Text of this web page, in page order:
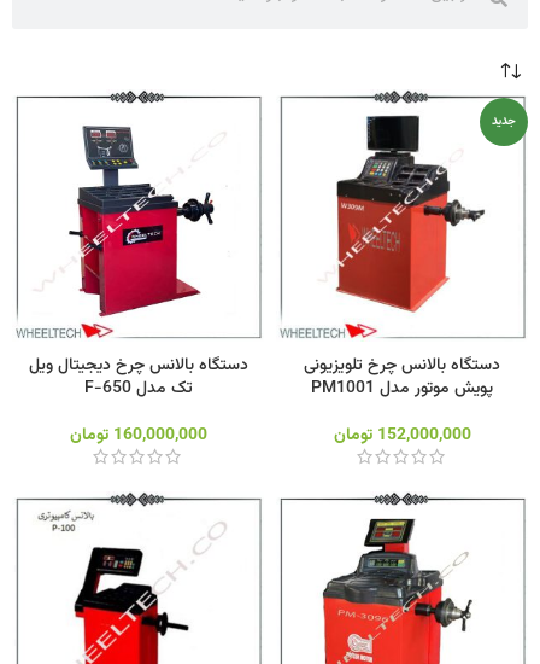
جدید
دستگاه بالانس چرخ تلویزیونی
پویش موتور مدل PM1001
152,000,000 تومان
دستگاه بالانس چرخ دیجیتال ویل
تک مدل F-650
160,000,000 تومان